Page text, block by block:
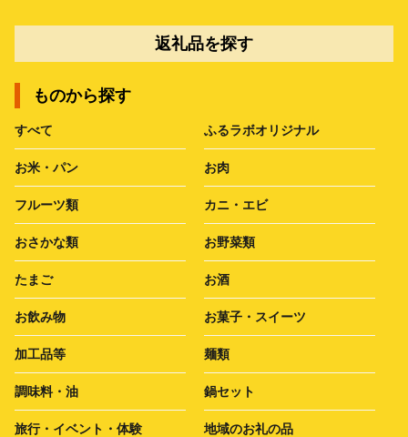
返礼品を探す
ものから探す
すべて ふるラボオリジナル
お米・パン お肉
フルーツ類 カニ・エビ
おさかな類 お野菜類
たまご お酒
お飲み物 お菓子・スイーツ
加工品等 麺類
調味料・油 鍋セット
旅行・イベント・体験 地域のお礼の品